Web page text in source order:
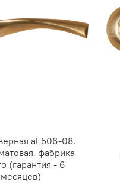
al 506-08,
фабрика
(гарантия - 6
месяцев)